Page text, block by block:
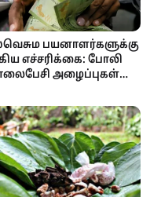
பயனாளர்களுக்கு
எச்சரிக்கை: போலி
அழைப்புகள்